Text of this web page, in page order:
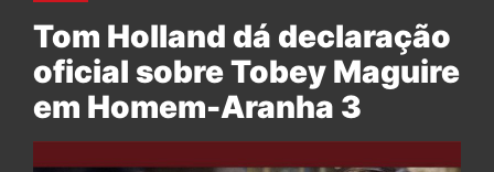
Tom Holland dá declaração
oficial sobre Tobey Maguire
em Homem-Aranha 3